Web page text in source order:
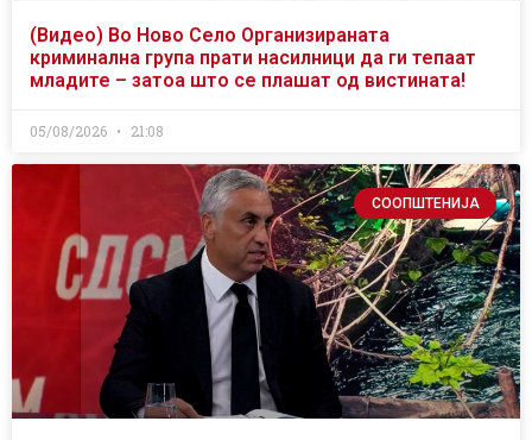
(Видео) Во Ново Село Организираната
криминална група прати насилници да ги тепаат
младите – затоа што се плашат од вистината!
05/08/2026 21:08
СООПШТЕНИЈА